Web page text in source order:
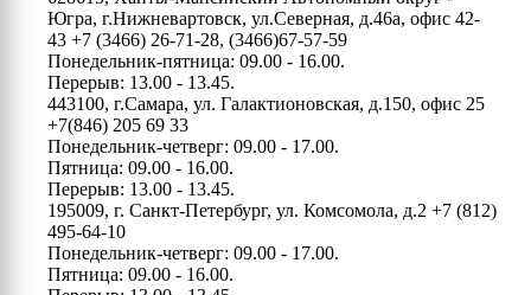
Югра, г.Нижневартовск, ул.Северная, д.46а, офис 42-
43 +7 (3466) 26-71-28, (3466)67-57-59
Понедельник-пятница: 09.00 - 16.00.
Перерыв: 13.00 - 13.45.
443100, г.Самара, ул. Галактионовская, д.150, офис 25
+7(846) 205 69 33
Понедельник-четверг: 09.00 - 17.00.
Пятница: 09.00 - 16.00.
Перерыв: 13.00 - 13.45.
195009, г. Санкт-Петербург, ул. Комсомола, д.2 +7 (812)
495-64-10
Понедельник-четверг: 09.00 - 17.00.
Пятница: 09.00 - 16.00.